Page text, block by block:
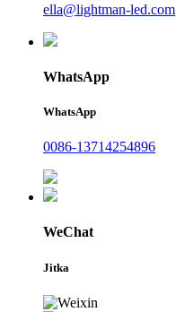
ella@lightman-led.com
WhatsApp
WhatsApp
0086-13714254896
WeChat
Jitka